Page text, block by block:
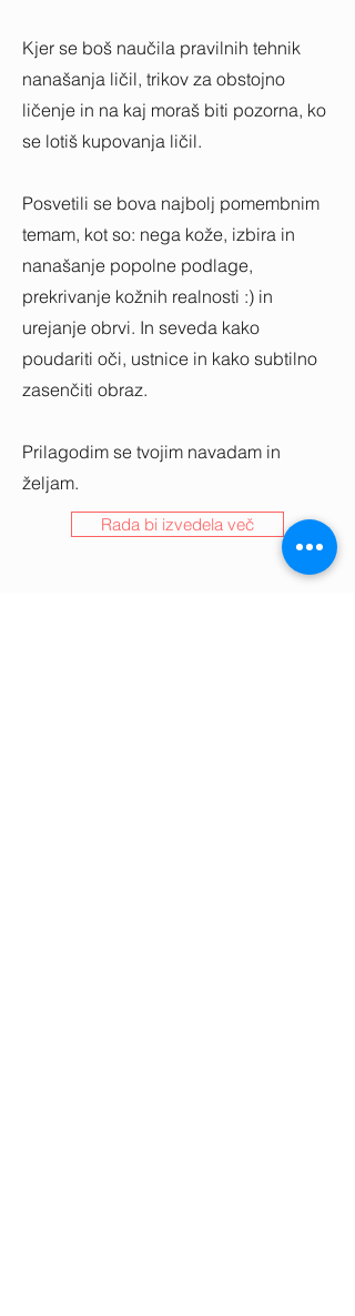
Kjer se boš naučila pravilnih tehnik
nanašanja ličil, trikov za obstojno
ličenje in na kaj moraš biti pozorna, ko
se lotiš kupovanja ličil.
Posvetili se bova najbolj pomembnim
temam, kot so: nega kože, izbira in
nanašanje popolne podlage,
prekrivanje kožnih realnosti :) in
urejanje obrvi. In seveda kako
poudariti oči, ustnice in kako subtilno
zasenčiti obraz.
Prilagodim se tvojim navadam in
željam.
Rada bi izvedela več